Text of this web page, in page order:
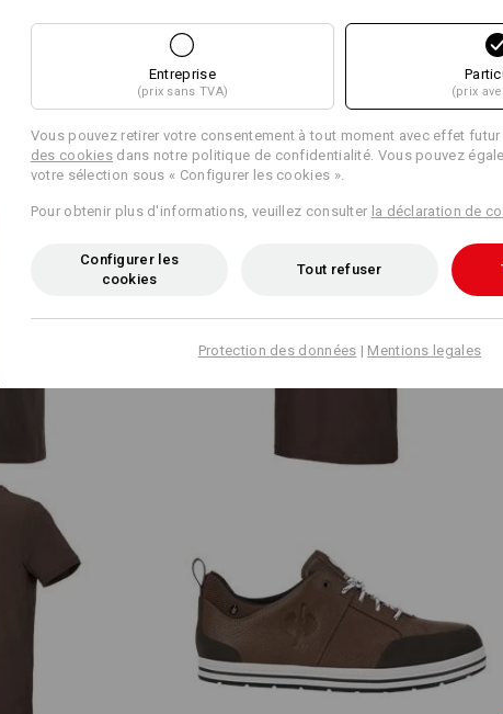
long fit
S3 Chaussures basses de séc. e.s.
Spes II low
Entreprise
(prix sans TVA) (prix
Vous pouvez retirer votre consentement à tout moment avec effet futur
des cookies dans notre politique de confidentialité. Vous pouvez
votre sélection sous « Configurer les cookies ».
Pour obtenir plus d'informations, veuillez consulter la déclaration de
Configurer les
cookies
Tout refuser
Protection des données | Mentions legales